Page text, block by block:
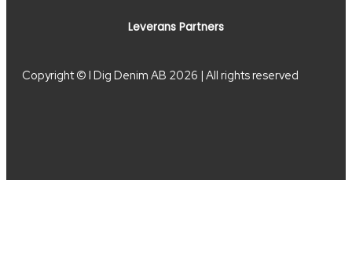
Leverans Partners
Copyright © I Dig Denim AB 2026 | All rights reserved